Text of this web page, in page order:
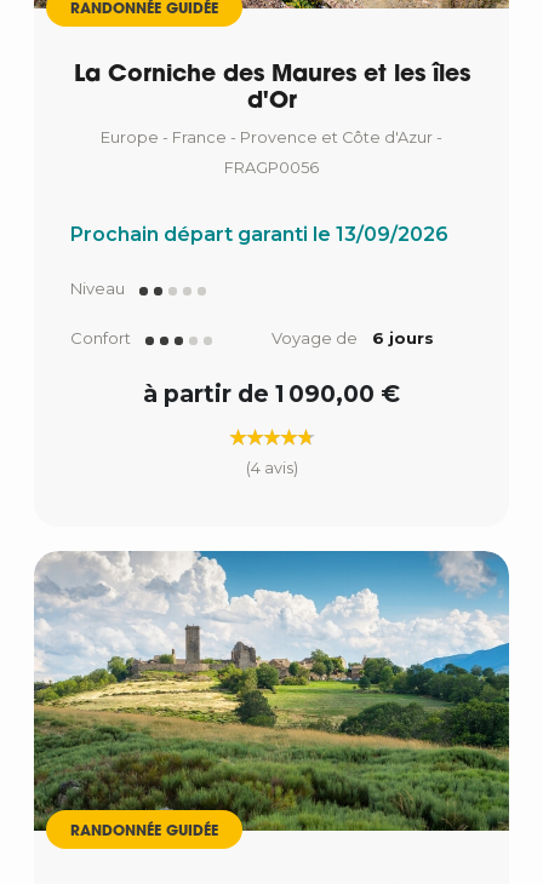
RANDONNÉE GUIDÉE
La Corniche des Maures et les îles
d'Or
Europe - France - Provence et Côte d'Azur -
FRAGP0056
Prochain départ garanti le 13/09/2026
Niveau
Confort Voyage de 6 jours
à partir de 1 090,00 €
(4 avis)
RANDONNÉE GUIDÉE